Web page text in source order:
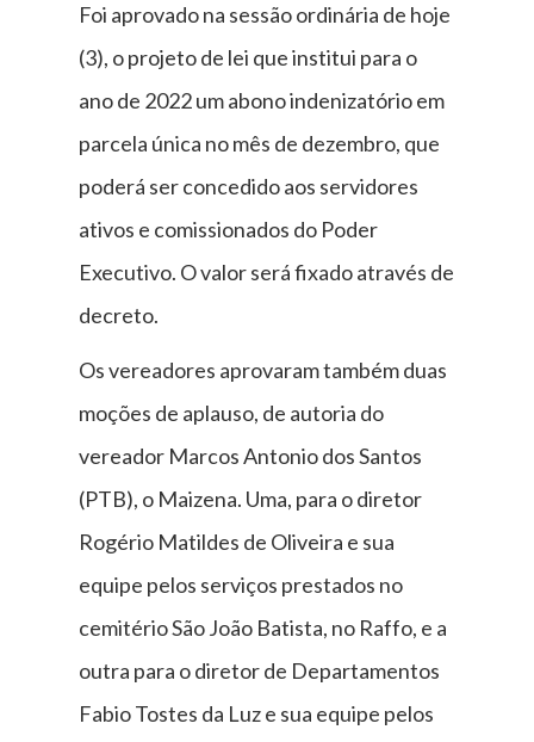
Foi aprovado na sessão ordinária de hoje
(3), o projeto de lei que institui para o
ano de 2022 um abono indenizatório em
parcela única no mês de dezembro, que
poderá ser concedido aos servidores
ativos e comissionados do Poder
Executivo. O valor será fixado através de
decreto.
Os vereadores aprovaram também duas
moções de aplauso, de autoria do
vereador Marcos Antonio dos Santos
(PTB), o Maizena. Uma, para o diretor
Rogério Matildes de Oliveira e sua
equipe pelos serviços prestados no
cemitério São João Batista, no Raffo, e a
outra para o diretor de Departamentos
Fabio Tostes da Luz e sua equipe pelos